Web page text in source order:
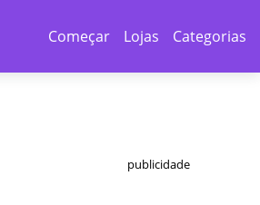
Começar Lojas Categorias
publicidade